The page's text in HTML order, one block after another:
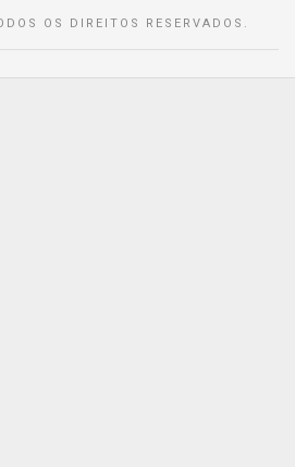
OS DIREITOS RESERVADOS.